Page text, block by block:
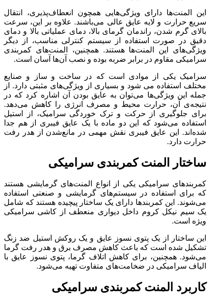
این المنت‌ها دارای ویژگی‌هایی همچون انعطاف‌پذیری، انتقال
سریع حرارت و لایه عایق عالی می‌باشند. علاوه بر این، سرعت
بالای گرم شدن، راندمان گرمای بالا، دمای عملیاتی بالا و دمای
دقیق در صورت استفاده از سیستم کنترلی مناسب، از دیگر
ویژگی‌های این المنت‌ها هستند. همچنین، المنت‌های کمربندی
سرامیکی مقاوم در برابر ضربه بوده و نصب آن‌ها آسان است.
سرامیک یکی از موادی است که در ساخت و ساز و صنایع
مختلف استفاده می شود و بسیاری از ویژگی‌های مثبتی دارد. از
جمله این ویژگی‌ها می‌توان به عایق بودن آن اشاره کرد که در
نتیجه‌ی آن، حرارت محیط و مصرف انرژی را کاهش می‌دهد.
برای جلوگیری از حرکت و ترک خوردگی سرامیک، از استیل
استفاده می‌شود که این دو ماده با یک عایق فیبری از هم جدا
شده‌اند. این عایق فیبری نقش مهمی در مانع‌شدن از هدر رفت
حرارت دارد.
ساختار المنت کمربندی سرامیکی
کمربند‌های سرامیکی یکی از انواع المنت‌های گرمایشی هستند
که برای استفاده در سیستم‌های گرمایشی و صنعتی استفاده
می‌شوند. این کمربندها دارای یک ساختار پیچیده هستند که شامل
یک سیم نیکل کروم داخل دیواری منعطف از کاشی سرامیکی
ویژه است.
این ساختار از یک پتوی نسوز عایق و یک روکش استیل ضد زنگ
تشکیل شده است که باعث کاهش مصرف برق و هدر رفت گرما
می‌شود. همچنین، برای کاهش اتلاف گرما، پتوی نسوز عایق با
الیاف سرامیکی در ضخامت‌های متفاوت تهیه می‌شود.
کاربرد المنت کمربندی سرامیکی